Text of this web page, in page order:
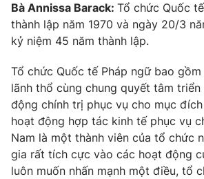
Khán giả
Giải sao mai
Sao
Du lịch
Làm đẹp
Chất lượng cuộc sống
Giáo dục
Tuyển sinh
Học trực tuyến
Hitech Công nghệ tương lai
Sản phẩm
Thị trường
Tư vấn
Giao lưu trực tuyến
Lịch phát sóng
Bà Annissa Barack: Tổ chức Quốc
thành lập năm 1970 và ngày 20/3
kỷ niệm 45 năm thành lập.
Tổ chức Quốc tế Pháp ngữ bao
lãnh thổ cùng chung quyết tâm
động chính trị phục vụ cho mục
hoạt động hợp tác kinh tế phục vụ
Nam là một thành viên của tổ chức
gia rất tích cực vào các hoạt động
luôn muốn nhấn mạnh một điều, tổ